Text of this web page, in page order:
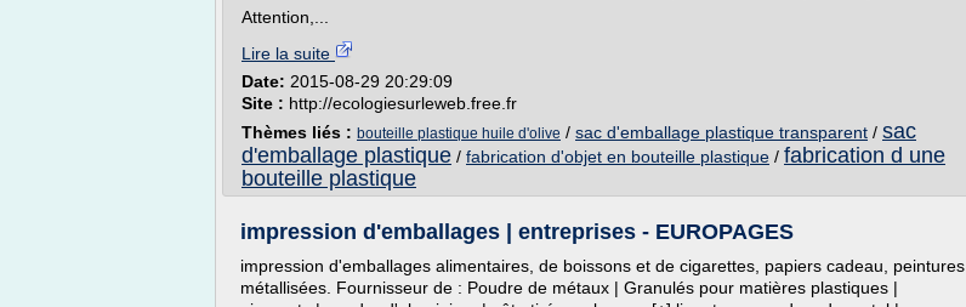
Attention,...
Lire la suite
Date: 2015-08-29 20:29:09
Site : http://ecologiesurleweb.free.fr
Thèmes liés : bouteille plastique huile d'olive / sac d'emballage plastique transparent / sac
d'emballage plastique / fabrication d'objet en bouteille plastique / fabrication d une
bouteille plastique
impression d'emballages | entreprises - EUROPAGES
impression d'emballages alimentaires, de boissons et de cigarettes, papiers cadeau, peintures
métallisées. Fournisseur de : Poudre de métaux | Granulés pour matières plastiques |